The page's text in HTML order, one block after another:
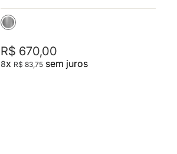
R$ 670,00
8x R$ 83,75 sem juros